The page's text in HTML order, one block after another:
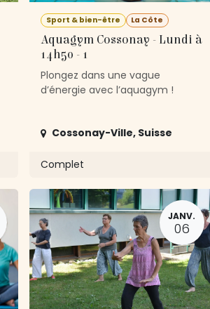
Sport & bien-être La Côte
Aquagym Cossonay - Lundi à
14h50 - 1
Plongez dans une vague
d’énergie avec l’aquagym !
Cossonay-Ville, Suisse
Complet
JANV.
06